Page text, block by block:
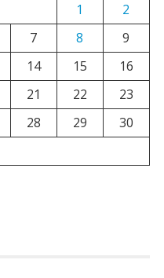
1
2
7 8
9
14 15
16
21 22
23
28 29
30